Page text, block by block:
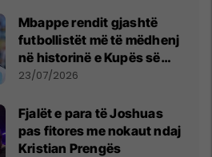
Mbappe rendit gjashtë
futbollistët më të mëdhenj
në historinë e Kupës së
Botës, Messi mbetet i dyti
23/07/2026
Fjalët e para të Joshuas
pas fitores me nokaut ndaj
Kristian Prengës